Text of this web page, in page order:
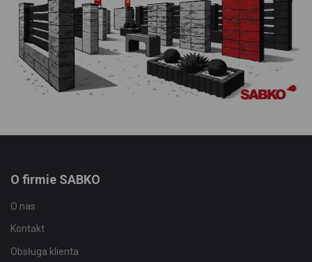
O firmie SABKO
O nas
Kontakt
Obsługa klienta